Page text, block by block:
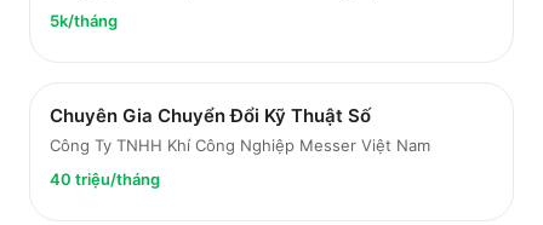
5k/tháng
Chuyên Gia Chuyển Đổi Kỹ Thuật Số
Công Ty TNHH Khí Công Nghiệp Messer Việt Nam
40 triệu/tháng